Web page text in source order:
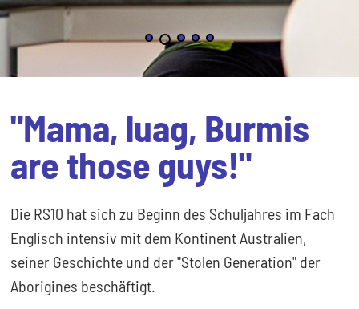
"Mama, luag, Burmis
are those guys!"
Die RS10 hat sich zu Beginn des Schuljahres im Fach
Englisch intensiv mit dem Kontinent Australien,
seiner Geschichte und der "Stolen Generation" der
Aborigines beschäftigt.